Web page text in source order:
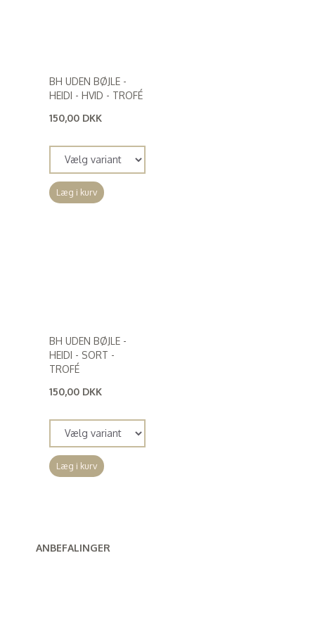
BH UDEN BØJLE -
HEIDI - HVID - TROFÉ
150,00 DKK
Læg i kurv
BH UDEN BØJLE -
HEIDI - SORT -
TROFÉ
150,00 DKK
Læg i kurv
ANBEFALINGER